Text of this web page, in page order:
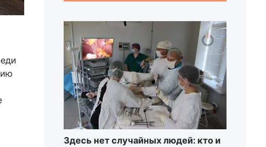
Здесь нет случайных людей: кто и